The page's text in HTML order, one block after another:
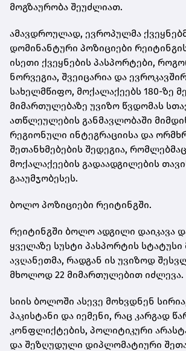
მოგზაურობა შეუძლიათ.
ამავდროულად, ევროპულმა
დომინანტური პოზიციები
ისეთი ქვეყნების პასპორტები,
ნორვეგია, შვეიცარია და
სახელმწიფო, მოქალაქეებს 180-ზე
მიმართულებაზე უვიზო წვდომას
ათწლეულების განმავლობაში
რეგიონული ინტეგრაციისა და
შეთანხმებების შედეგია,
მოქალაქეების გადაადგილების
გააუმჯობესეს.
ბოლო პოზიციები რეიტინგში.
რეიტინგში ბოლო ადგილი დაიკავა
ყველაზე სუსტი პასპორტის სტატუსი
ავღანეთმა, რადგან ის უვიზოდ
მხოლოდ 22 მიმართულებით იძლევა.
სიის ბოლოში ასევე მოხვდნენ
პაკისტანი და იემენი, რაც კარგად
კონფლიქტების, პოლიტიკური
და შეზღუდული დიპლომატიური